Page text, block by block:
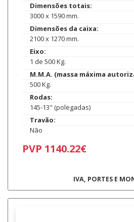
Dimensões totais:
3000 x 1590 mm.
Dimensões da caixa:
2100 x 1270 mm.
Eixo:
1 de 500 Kg.
M.M.A. (massa máxima
500 Kg.
Rodas:
145-13" (polegadas)
Travão:
Não
PVP 1140.22€
IVA, PORTES E